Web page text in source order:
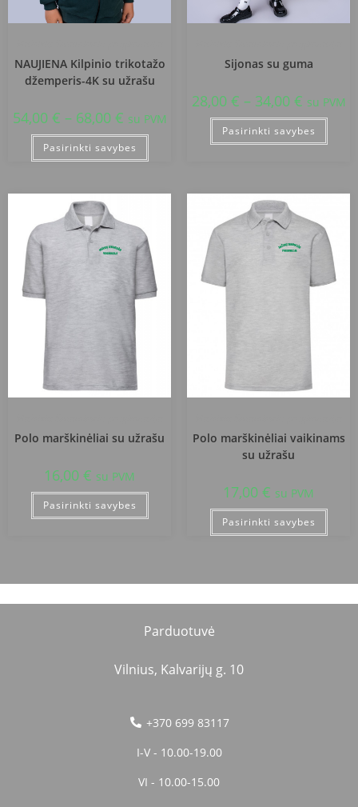
NAUJIENA Kilpinio trikotažo
džemperis-4K su užrašu
54,00 € – 68,00 € su PVM
Pasirinkti savybes
Sijonas su guma
28,00 € – 34,00 € su PVM
Pasirinkti savybes
Polo marškinėliai su užrašu
16,00 € su PVM
Pasirinkti savybes
Polo marškinėliai vaikinams
su užrašu
17,00 € su PVM
Pasirinkti savybes
Parduotuvė
Vilnius, Kalvarijų g. 10
+370 699 83117
I-V - 10.00-19.00
VI - 10.00-15.00